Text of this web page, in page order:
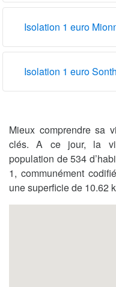
Isolation 1 euro
Isolation 1 euro
Mieux comprendre sa
clés. A ce jour, la
population de 534
1, communément
une superficie de 10.62